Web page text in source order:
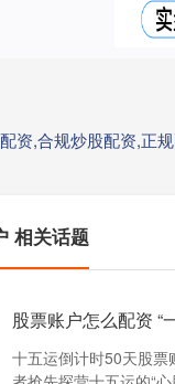
资,合规炒股配资,正
相关话题
股票账户怎么配资 “
十五运倒计时50天股